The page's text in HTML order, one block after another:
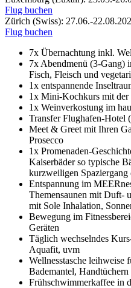
Flug buchen
Zürich (Swiss): 27.06.-
Flug buchen
7x Übernachtung inkl.
7x Abendmenü (3-Gang)
Fisch, Fleisch und
1x entspannende
1x Mini-Kochkurs mit der
1x Weinverkostung im
Transfer Flughafen-
Meet & Greet mit Ihren
Prosecco
1x Promenaden-
Kaiserbäder so typische
kurzweiligen
Entspannung im
Themensaunen mit Duft-
mit Sole Inhalation,
Bewegung im
Geräten
Täglich wechselndes
Aquafit, uvm
Wellnesstasche leihweise
Bademantel,
Frühschwimmerkaffee in